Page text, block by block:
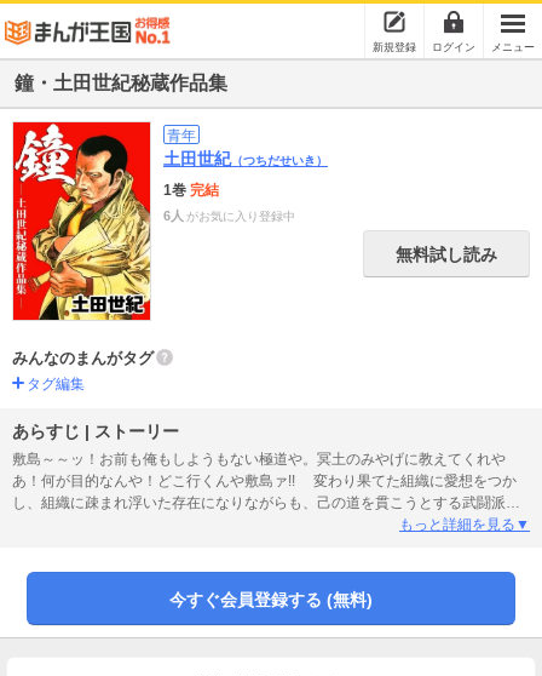
新規登録 ログイン メニュー
鐘・土田世紀秘蔵作品集
青年
土田世紀（つちだせいき）
1巻 完結
6人 がお気に入り登録中
無料試し読み
みんなのまんがタグ
タグ編集
あらすじ | ストーリー
敷島～～ッ！お前も俺もしようもない極道や。冥土のみやげに教えてくれや
あ！何が目的なんや！どこ行くんや敷島ァ!! 変わり果てた組織に愛想をつか
し、組織に疎まれ浮いた存在になりながらも、己の道を貫こうとする武闘派ヤ
クザの破滅的な生き様…。表題作…『鐘』。 どうにもならない日常、現実…。
た、土田世紀の傑作選。
もっと詳細を見る▼
今すぐ会員登録する (無料)